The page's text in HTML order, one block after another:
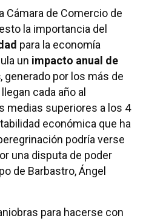
Cámara de Comercio de
la importancia del
para la economía
un impacto anual de
, generado por los más de
cada año al
medias superiores a los 4
económica que ha
podría verse
una disputa de poder
de Barbastro, Ángel
para hacerse con